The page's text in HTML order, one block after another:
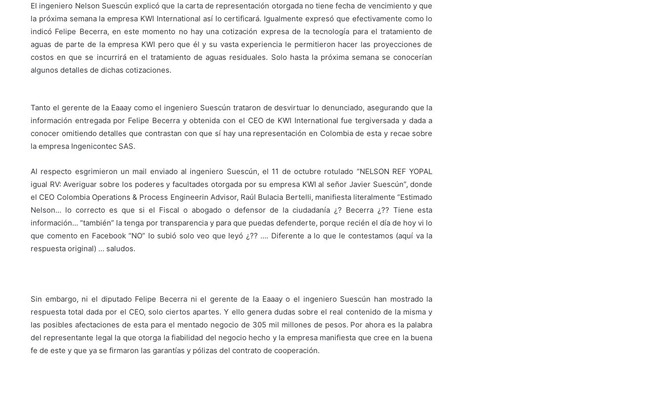
El ingeniero Nelson Suescún explicó que la carta de representación otorgada no tiene fecha de vencimiento y que
la próxima semana la empresa KWI International así lo certificará. Igualmente expresó que efectivamente como lo
indicó Felipe Becerra, en este momento no hay una cotización expresa de la tecnología para el tratamiento de
aguas de parte de la empresa KWI pero que él y su vasta experiencia le permitieron hacer las proyecciones de
costos en que se incurrirá en el tratamiento de aguas residuales. Solo hasta la próxima semana se conocerían
algunos detalles de dichas cotizaciones.
Tanto el gerente de la Eaaay como el ingeniero Suescún trataron de desvirtuar lo denunciado, asegurando que la
información entregada por Felipe Becerra y obtenida con el CEO de KWI International fue tergiversada y dada a
conocer omitiendo detalles que contrastan con que sí hay una representación en Colombia de esta y recae sobre
la empresa Ingenicontec SAS.
Al respecto esgrimieron un mail enviado al ingeniero Suescún, el 11 de octubre rotulado “NELSON REF YOPAL
igual RV: Averiguar sobre los poderes y facultades otorgada por su empresa KWI al señor Javier Suescún”, donde
el CEO Colombia Operations & Process Engineerin Advisor, Raúl Bulacia Bertelli, manifiesta literalmente “Estimado
Nelson… lo correcto es que si el Fiscal o abogado o defensor de la ciudadanía ¿? Becerra ¿?? Tiene esta
información… “también” la tenga por transparencia y para que puedas defenderte, porque recién el día de hoy vi lo
que comento en Facebook “NO” lo subió solo veo que leyó ¿?? …. Diferente a lo que le contestamos (aquí va la
respuesta original) … saludos.
Sin embargo, ni el diputado Felipe Becerra ni el gerente de la Eaaay o el ingeniero Suescún han mostrado la
respuesta total dada por el CEO, solo ciertos apartes. Y ello genera dudas sobre el real contenido de la misma y
las posibles afectaciones de esta para el mentado negocio de 305 mil millones de pesos. Por ahora es la palabra
del representante legal la que otorga la fiabilidad del negocio hecho y la empresa manifiesta que cree en la buena
fe de este y que ya se firmaron las garantías y pólizas del contrato de cooperación.